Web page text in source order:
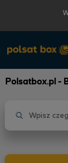
Polsatbox.pl -